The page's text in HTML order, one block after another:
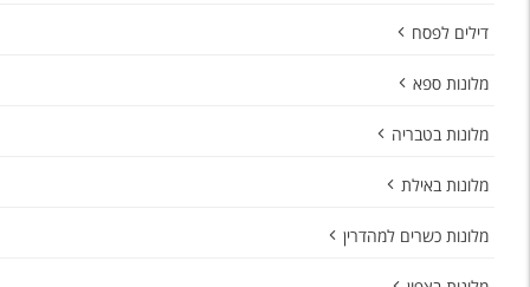
דילים לפסח
מלונות ספא
מלונות בטבריה
מלונות באילת
מלונות כשרים למהדרין